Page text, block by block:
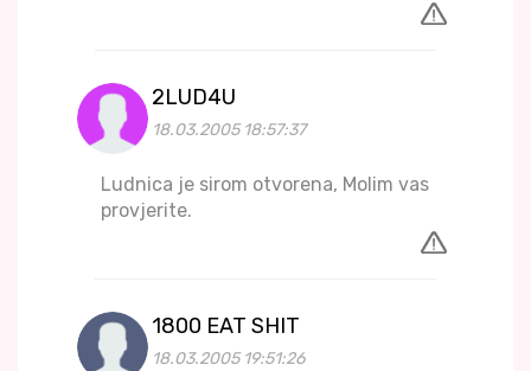
2LUD4U
18.03.2005 18:57:37
Ludnica je sirom otvorena, Molim vas
provjerite.
1800 EAT SHIT
18.03.2005 19:51:26